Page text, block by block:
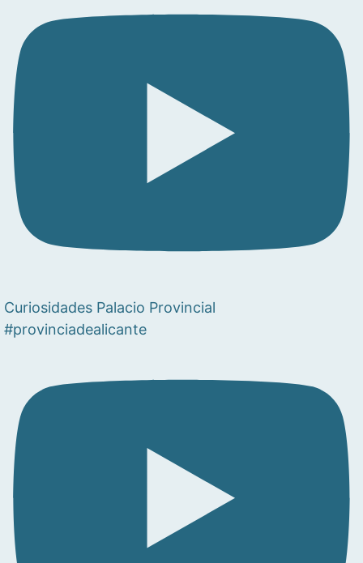
Curiosidades Palacio Provincial
#provinciadealicante